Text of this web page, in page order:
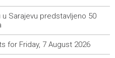
Sarajevu predstavljeno 50
for Friday, 7 August 2026